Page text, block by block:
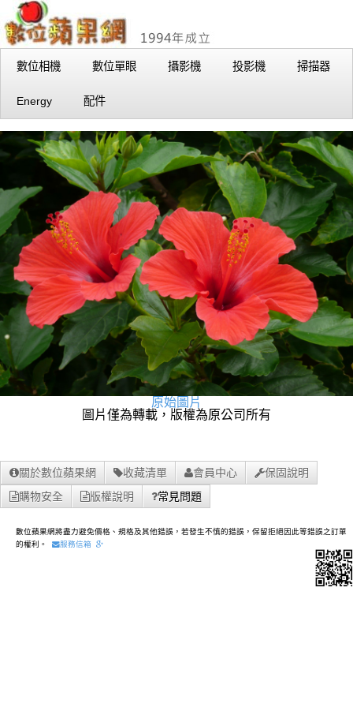
數位相機 數位單眼 攝影機 投影機 掃描器
Energy 配件
原始圖片
圖片僅為轉載，版權為原公司所有
關於數位蘋果網 收藏清單 會員中心
保固說明
購物安全
版權說明 常見問題
數位蘋果網將盡力避免價格、規格及其他錯誤，若發生不慎的錯誤，保留拒絕因此等錯誤之訂單
的權利。
服務信箱